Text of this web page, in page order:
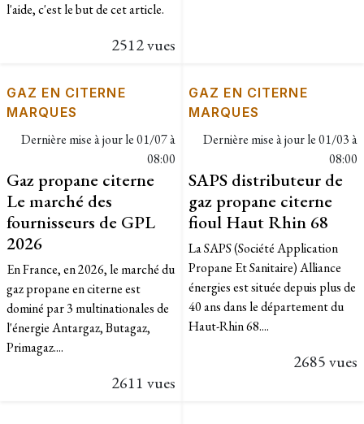
l'aide, c'est le but de cet article.
2512 vues
GAZ EN CITERNE
MARQUES
Dernière mise à jour le01/07 à
08:00
Gaz propane citerne
Le marché des
fournisseurs de GPL
2026
En France, en 2026, le marché du
gaz propane en citerne est
dominé par 3 multinationales de
l'énergie Antargaz, Butagaz,
Primagaz....
2611 vues
GAZ EN CITERNE
MARQUES
Dernière mise à jour le01/03 à
08:00
SAPS distributeur de
gaz propane citerne
fioul Haut Rhin 68
La SAPS (Société Application
Propane Et Sanitaire) Alliance
énergies est située depuis plus de
40 ans dans le département du
Haut-Rhin 68....
2685 vues